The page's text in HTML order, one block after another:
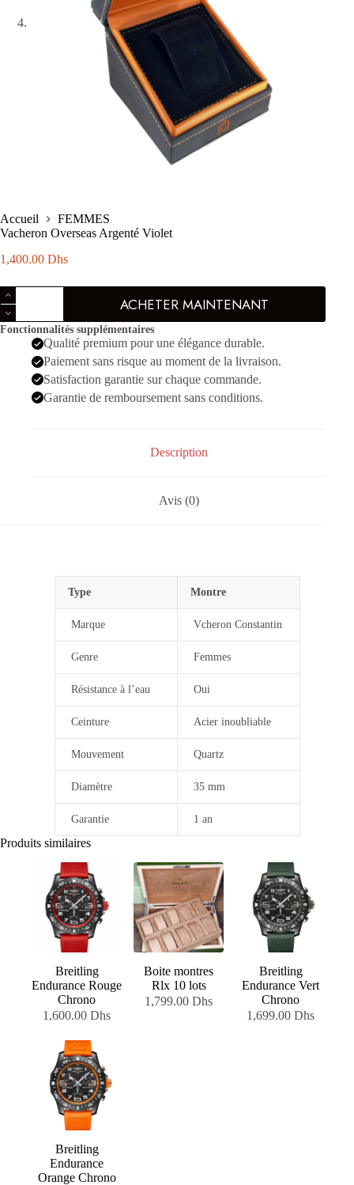
Accueil
FEMMES
Vacheron Overseas Argenté Violet
1,400.00 Dhs
quantité
de
Vacheron
Overseas
Argenté
ACHETER MAINTENANT
Fonctionnalités supplémentaires
Qualité premium pour une élégance durable.
Paiement sans risque au moment de la livraison.
Satisfaction garantie sur chaque commande.
Garantie de remboursement sans conditions.
Description
Avis (0)
Type Montre
Marque Vcheron Constantin
Genre Femmes
Résistance à l’eau Oui
Ceinture Acier inoubliable
Mouvement Quartz
Diamètre 35 mm
Garantie 1 an
Produits similaires
Breitling
Endurance Rouge
Chrono
1,600.00Dhs
Boite montres
Rlx 10 lots
1,799.00Dhs
Breitling
Endurance Vert
Chrono
1,699.00Dhs
Breitling
Endurance
Orange Chrono